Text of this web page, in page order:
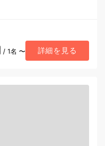
/ 1名 〜 詳細を見る